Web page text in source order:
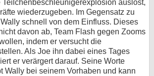
Teilchenbeschleunigerexplosion auslöst,
wiederzugeben. Im Gegensatz zu
schnell von dem Einfluss. Dieses
davon ab, Team Flash gegen Zooms
indem er versucht die
Als Joe ihn dabei eines Tages
er verärgert darauf. Seine Worte
Wally bei seinem Vorhaben und kann